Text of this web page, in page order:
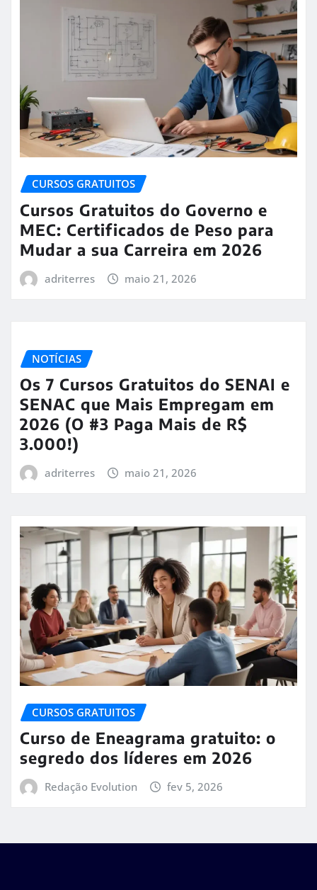
CURSOS GRATUITOS
Cursos Gratuitos do Governo e
MEC: Certificados de Peso para
Mudar a sua Carreira em 2026
adriterres maio 21, 2026
NOTÍCIAS
Os 7 Cursos Gratuitos do SENAI e
SENAC que Mais Empregam em
2026 (O #3 Paga Mais de R$
3.000!)
adriterres maio 21, 2026
CURSOS GRATUITOS
Curso de Eneagrama gratuito: o
segredo dos líderes em 2026
Redação Evolution fev 5, 2026